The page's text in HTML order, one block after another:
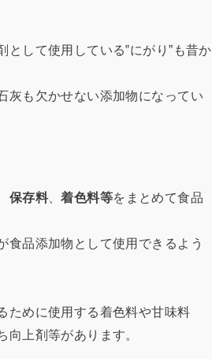
して使用している‟にがり”も昔か
灰も欠かせない添加物になってい
保存料、着色料等をまとめて食品
食品添加物として使用できるよう
ために使用する着色料や甘味料
上剤等があります。